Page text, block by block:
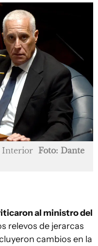
Interior Foto: Dante
al ministro del
relevos de jerarcas
cambios en la